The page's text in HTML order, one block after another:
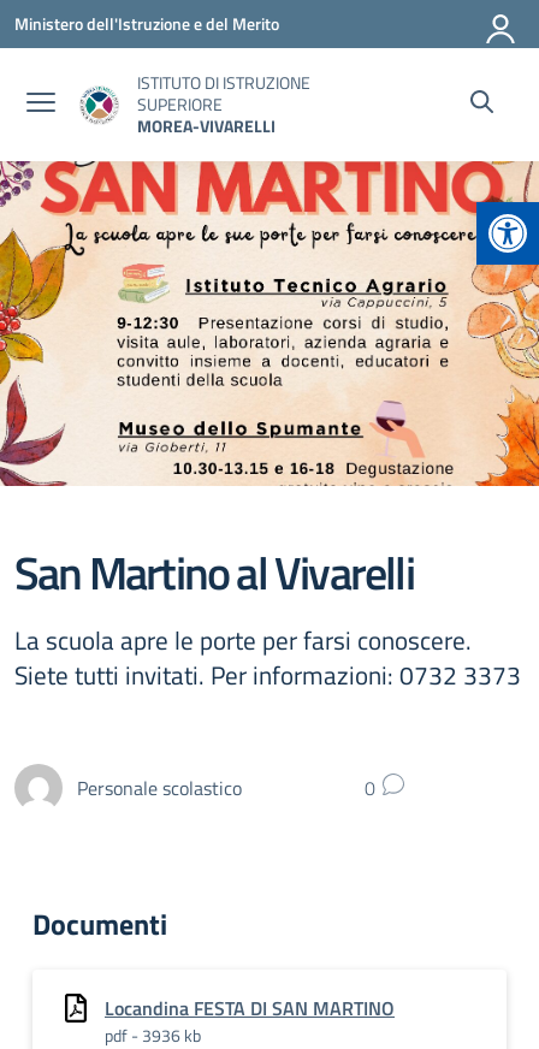
Vai ai contenuti
Vai al menu di navigazione
Vai al footer
Ministero dell'Istruzione e del Merito
ISTITUTO DI ISTRUZIONE
SUPERIORE
MOREA-VIVARELLI
San Martino al Vivarelli
La scuola apre le porte per farsi conoscere.
Siete tutti invitati. Per informazioni: 0732 3373
Personale scolastico 0
Documenti
Locandina FESTA DI SAN MARTINO
pdf - 3936 kb